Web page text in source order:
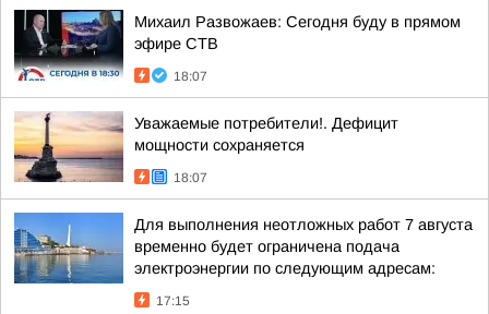
Михаил Развожаев: Сегодня буду в прямом
эфире СТВ
18:07
Уважаемые потребители!. Дефицит
мощности сохраняется
18:07
Для выполнения неотложных работ 7 августа
временно будет ограничена подача
электроэнергии по следующим адресам:
17:15